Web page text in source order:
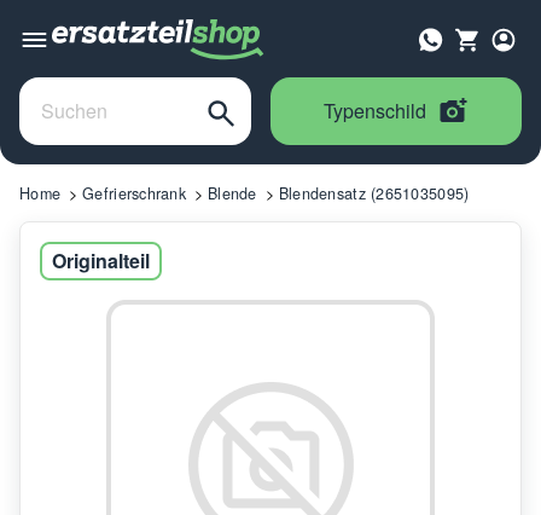
Typenschild
Home Gefrierschrank Blende Blendensatz (2651035095)
Originalteil